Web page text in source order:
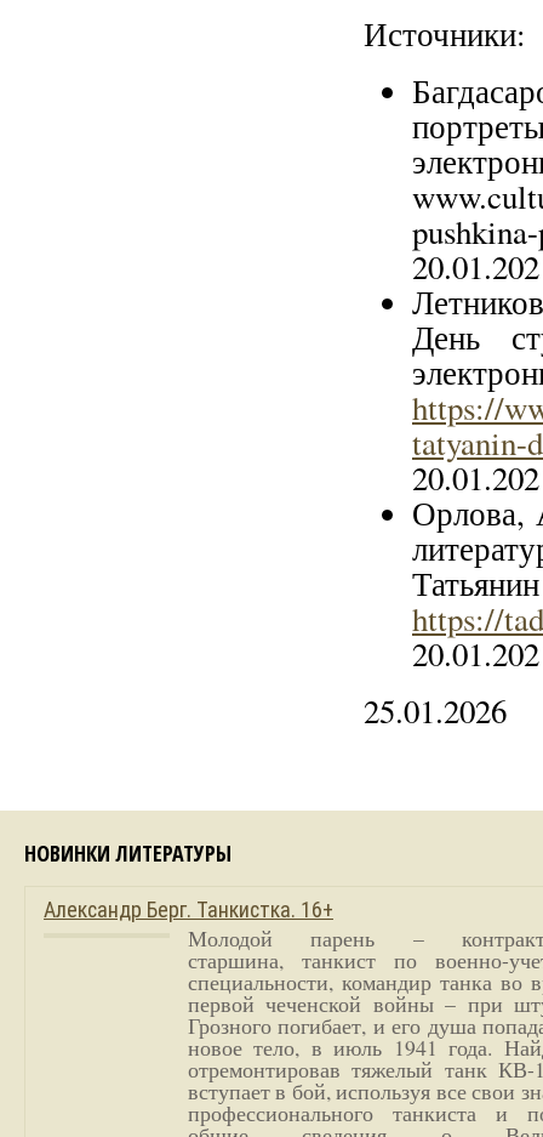
Источники:
День
https://
tatyanin-
Орлова,
https://
25.01.2026
НОВИНКИ ЛИТЕРАТУРЫ
Александр Берг. Танкистка. 16+
Молодой парень –
старшина, танкист по военно-
специальности, командир танка во
первой чеченской войны – при
Грозного погибает, и его душа
новое тело, в июль 1941 года.
отремонтировав тяжелый танк
вступает в бой, используя все свои
профессионального танкиста и